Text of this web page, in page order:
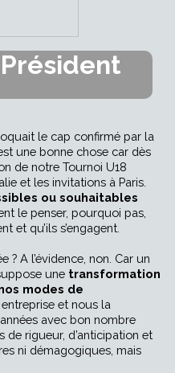
le cap confirmé par la
une bonne chose car dès
de notre Tournoi U18
et les invitations à Paris.
ou souhaitables
le penser, pourquoi pas,
et qu’ils s’engagent.
? A l’évidence, non. Car un
une transformation
modes de
entreprise et nous la
avec bon nombre
de rigueur, d’anticipation et
ni démagogiques, mais